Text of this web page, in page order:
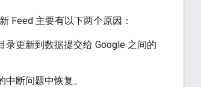
Feed 主要有以下两个原因：
更新到数据提交给 Google 之间的
断问题中恢复。